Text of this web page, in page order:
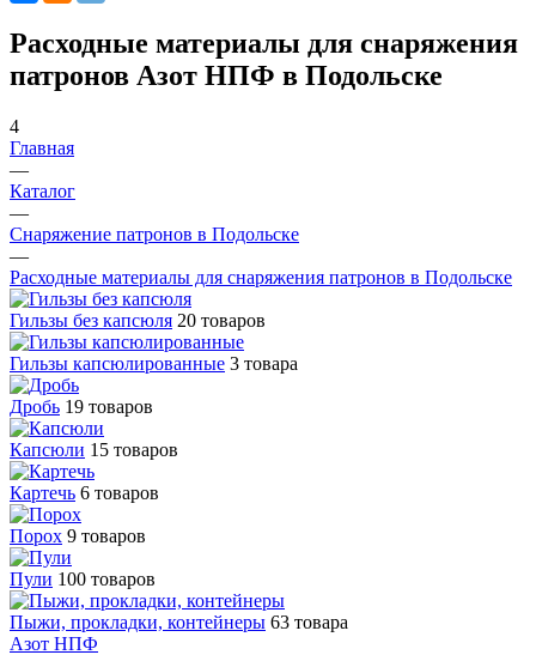
Расходные материалы для снаряжения
патронов Азот НПФ в Подольске
4
Главная
—
Каталог
—
Снаряжение патронов в Подольске
—
Расходные материалы для снаряжения патронов в Подольске
Гильзы без капсюля 20 товаров
Гильзы капсюлированные 3 товара
Дробь 19 товаров
Капсюли 15 товаров
Картечь 6 товаров
Порох 9 товаров
Пули 100 товаров
Пыжи, прокладки, контейнеры 63 товара
Азот НПФ